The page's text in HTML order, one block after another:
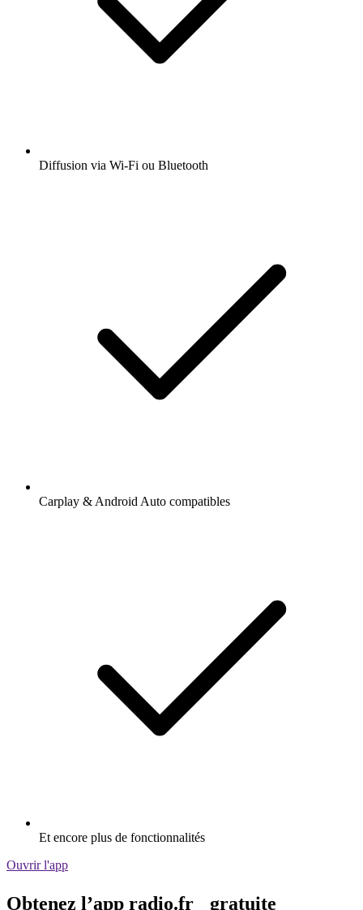
Diffusion via Wi-Fi ou Bluetooth
Carplay & Android Auto compatibles
Et encore plus de fonctionnalités
Ouvrir l'app
Obtenez l’app radio.fr gratuite